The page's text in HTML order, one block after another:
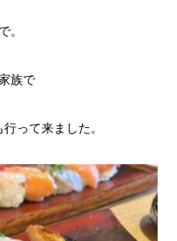
。
族で
って来ました。